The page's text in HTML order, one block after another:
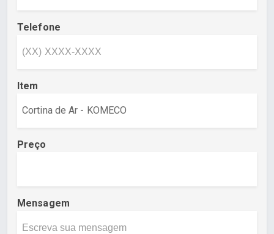
Telefone
Item
Preço
Mensagem